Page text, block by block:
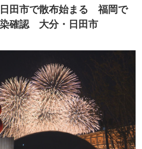
田市で散布始まる 福岡で
確認 大分・日田市